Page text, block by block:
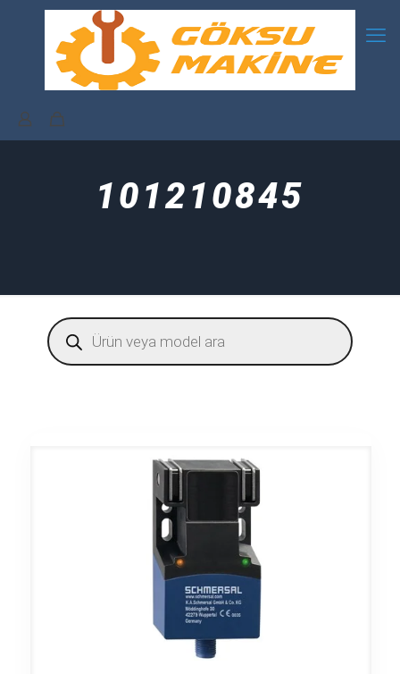
101210845
Products
search